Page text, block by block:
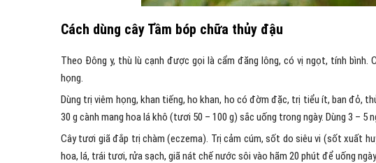
Cách dùng cây Tầm bóp chữa thủy đậu
Theo Đông y, thù lù cạnh được gọi là cẩm đăng lông, có vị ngọt, tính
họng.
Dùng trị viêm họng, khan tiếng, ho khan, ho có đờm đặc, trị tiểu ít, ban đỏ,
30 g cành mang hoa lá khô (tươi 50 – 100 g) sắc uống trong ngày. Dùng 3 – 5
Cây tươi giã đắp trị chàm (eczema). Trị cảm cúm, sốt do siêu vi (sốt xuất
hoa, lá, trái tươi, rửa sạch, giã nát chế nước sôi vào hãm 20 phút để uống